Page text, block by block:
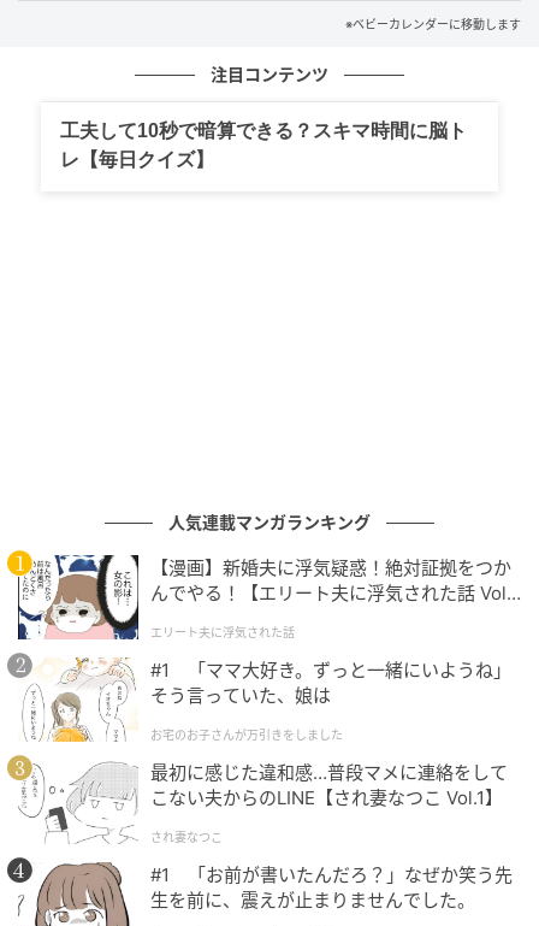
たちは再婚を決意。そして今では、夫との子どもも授
――。そんな言葉の意味を、身をもって実感した経験
でした。バツイチ同士の結婚に不安がなかったわけで
※ベビーカレンダーが独自に実施したアンケートで集
めた読者様の体験談をもとに記事化しています（回答
時期：2025年12月）
ムーンカレンダー編集室では、女性の体を知って、毎
月をもっとラクに快適に、女性の一生をサポートする
記事を配信しています。すべての女性の毎日がもっと
ラクに楽しくなりますように！
ベビーカレンダー編集部／ムーンカレンダー編集室
元記事で読む
※ベビーカレンダーに移動します
注目コンテンツ
工夫して10秒で暗算できる？スキマ時間に脳ト
レ【毎日クイズ】
人気連載マンガランキング
【漫画】新婚夫に浮気疑惑！絶対証拠をつか
んでやる！【エリート夫に浮気された話 Vol.
エリート夫に浮気された話
#1 「ママ大好き。ずっと一緒にいようね」
そう言っていた、娘は
お宅のお子さんが万引きをしました
最初に感じた違和感…普段マメに連絡をして
こない夫からのLINE【され妻なつこ Vol.1】
され妻なつこ
#1 「お前が書いたんだろ？」なぜか笑う先
生を前に、震えが止まりませんでした。